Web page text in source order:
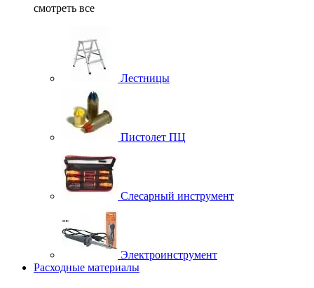
смотреть все
Лестницы
Пистолет ПЦ
Слесарный инструмент
Электроинструмент
Расходные материалы